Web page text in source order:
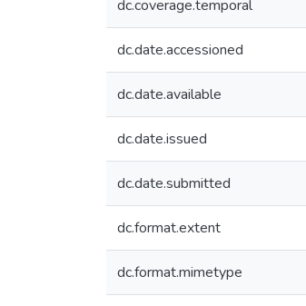
dc.coverage.temporal
dc.date.accessioned
dc.date.available
dc.date.issued
dc.date.submitted
dc.format.extent
dc.format.mimetype